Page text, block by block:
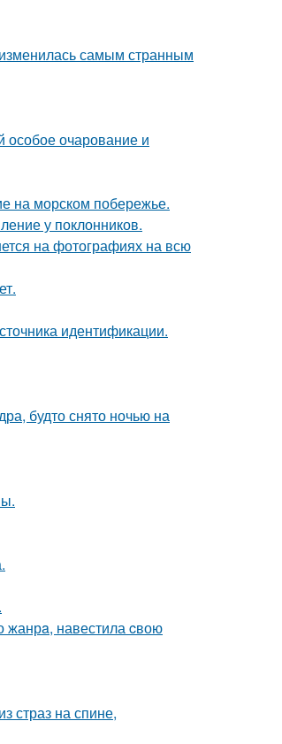
самым странным
особое очарование и
на морском побережье.
у поклонников.
на фотографиях на всю
идентификации.
будто снято ночью на
жанрa, навестила cвою
страз на спине,